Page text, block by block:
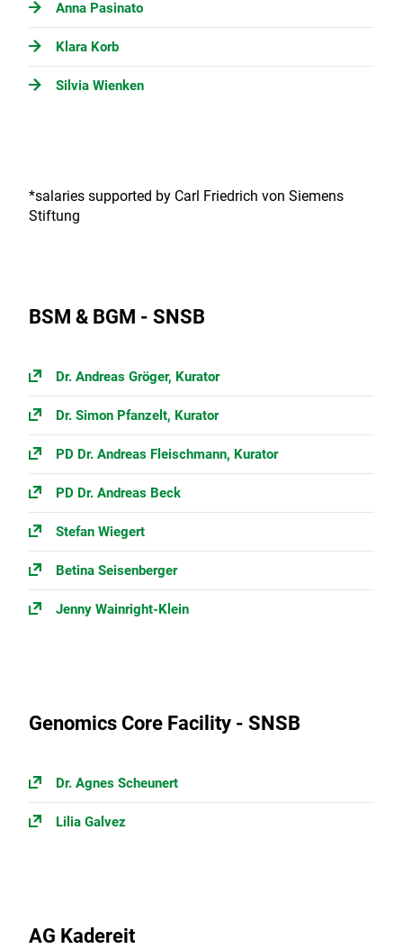
Anna Pasinato
Klara Korb
Silvia Wienken
*salaries supported by Carl Friedrich von Siemens
Stiftung
BSM & BGM - SNSB
Dr. Andreas Gröger, Kurator
Dr. Simon Pfanzelt, Kurator
PD Dr. Andreas Fleischmann, Kurator
PD Dr. Andreas Beck
Stefan Wiegert
Betina Seisenberger
Jenny Wainright-Klein
Genomics Core Facility - SNSB
Dr. Agnes Scheunert
Lilia Galvez
AG Kadereit